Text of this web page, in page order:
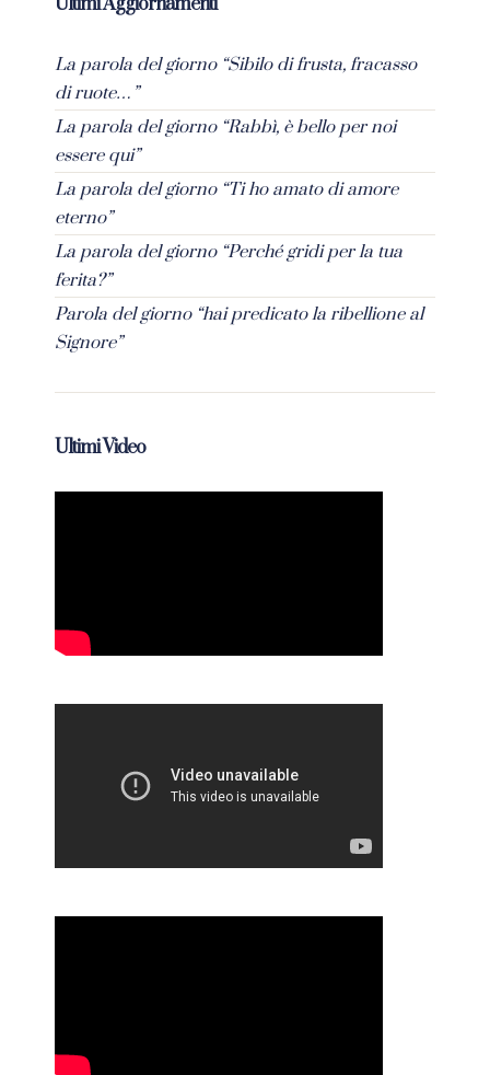
La parola del giorno “Sibilo di frusta, fracasso
di ruote…”
La parola del giorno “Rabbì, è bello per noi
essere qui”
La parola del giorno “Ti ho amato di amore
eterno”
La parola del giorno “Perché gridi per la tua
ferita?”
Parola del giorno “hai predicato la ribellione al
Signore”
Ultimi Video